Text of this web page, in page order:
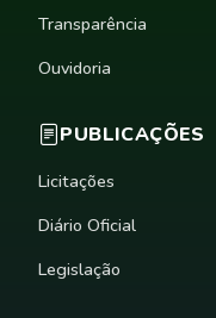
Transparência
Ouvidoria
PUBLICAÇÕES
Licitações
Diário Oficial
Legislação